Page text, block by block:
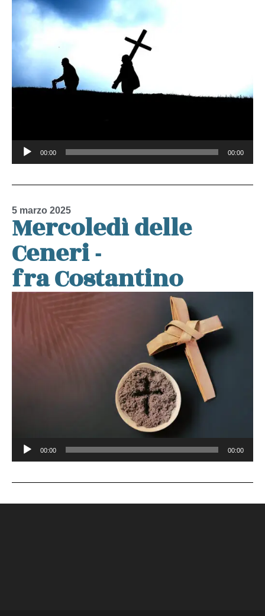
Audio
Player
00:00 00:00
5 marzo 2025
Mercoledì delle
Ceneri -
fra Costantino
Audio
Player
00:00 00:00